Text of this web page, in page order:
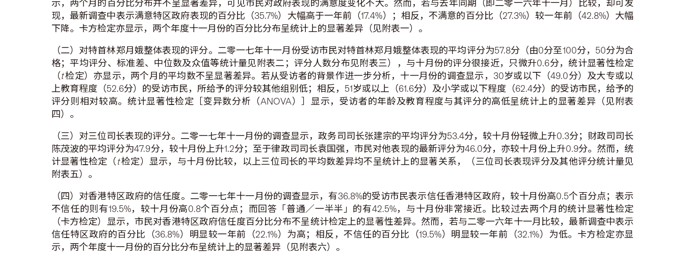
示，两个月的百分比分布并不呈显著差异，可见市民对政府表现的满意度变化不大。然而，若与去年同期（即二零一六年十一月）比较，却可发
现，最新调查中表示满意特区政府表现的百分比（35.7%）大幅高于一年前（17.4%）；相反，不满意的百分比（27.3%）较一年前（42.8%）大幅
下降。卡方检定亦显示，两个年度十一月份的百分比分布呈统计上的显著差异（见附表一）。
（二）对特首林郑月娥整体表现的评分。二零一七年十一月份受访市民对特首林郑月娥整体表现的平均评分为57.8分（由0分至100分，50分为合
格；平均评分、标准差、中位数及众值等统计量见附表二；评分人数分布见附表三），与十月份的评分很接近，只微升0.6分，统计显著性检定
（t检定）亦显示，两个月的平均数不呈显著差异。若从受访者的背景作进一步分析，十一月份的调查显示，30岁或以下（49.0分）及大专或以
上教育程度（52.6分）的受访市民，所给予的评分较其他组别低；相反，51岁或以上（61.6分）及小学或以下程度（62.4分）的受访市民，给予的
评分则相对较高。统计显著性检定［变异数分析（ANOVA）］显示，受访者的年龄及教育程度与其评分的高低呈统计上的显著差异（见附表
四）。
（三）对三位司长表现的评分。二零一七年十一月份的调查显示，政务司司长张建宗的平均评分为53.4分，较十月份轻微上升0.3分；财政司司长
陈茂波的平均评分为47.9分，较十月份上升1.2分；至于律政司司长袁国强，市民对他表现的最新评分为46.0分，亦较十月份上升0.9分。然而，统
计显著性检定（t检定）显示，与十月份比较，以上三位司长的平均数差异均不呈统计上的显著关系，（三位司长表现评分及其他评分统计量见
附表五）。
（四）对香港特区政府的信任度。二零一七年十一月份的调查显示，有36.8%的受访市民表示信任香港特区政府，较十月份高0.5个百分点；表示
不信任的则有19.5%，较十月份高0.8个百分点；而回答「普通／一半半」的有42.5%，与十月份非常接近。比较过去两个月的统计显著性检定
（卡方检定）显示，市民对香港特区政府信任度百分比分布不呈统计检定上的显著性差异。然而，若与二零一六年十一月比较，最新调查中表示
信任特区政府的百分比（36.8%）明显较一年前（22.1%）为高；相反，不信任的百分比（19.5%）明显较一年前（32.1%）为低。卡方检定亦显
示，两个年度十一月份的百分比分布呈统计上的显著差异（见附表六）。